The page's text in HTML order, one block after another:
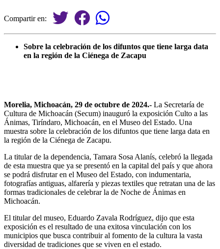
Compartir en:
Sobre la celebración de los difuntos que tiene larga data
en la región de la Ciénega de Zacapu
Morelia, Michoacán, 29 de octubre de 2024.- La Secretaría de
Cultura de Michoacán (Secum) inauguró la exposición Culto a las
Ánimas, Tiríndaro, Michoacán, en el Museo del Estado. Una
muestra sobre la celebración de los difuntos que tiene larga data en
la región de la Ciénega de Zacapu.
La titular de la dependencia, Tamara Sosa Alanís, celebró la llegada
de esta muestra que ya se presentó en la capital del país y que ahora
se podrá disfrutar en el Museo del Estado, con indumentaria,
fotografías antiguas, alfarería y piezas textiles que retratan una de las
formas tradicionales de celebrar la de Noche de Ánimas en
Michoacán.
El titular del museo, Eduardo Zavala Rodríguez, dijo que esta
exposición es el resultado de una exitosa vinculación con los
municipios que busca contribuir al fomento de la cultura la vasta
diversidad de tradiciones que se viven en el estado.